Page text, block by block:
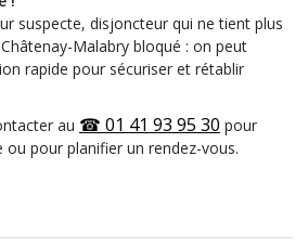
suspecte, disjoncteur qui ne tient plus
Malabry bloqué : on peut
rapide pour sécuriser et rétablir
au ☎ 01 41 93 95 30 pour
pour planifier un rendez-vous.